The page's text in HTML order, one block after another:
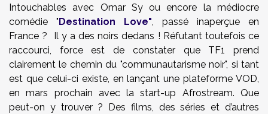
Intouchables avec Omar Sy ou encore la médiocre
comédie "Destination Love", passé inaperçue en
France ? Il y a des noirs dedans ! Réfutant toutefois ce
raccourci, force est de constater que TF1 prend
clairement le chemin du "communautarisme noir", si tant
est que celui-ci existe, en lançant une plateforme VOD,
en mars prochain avec la start-up Afrostream. Que
peut-on y trouver ? Des films, des séries et d’autres